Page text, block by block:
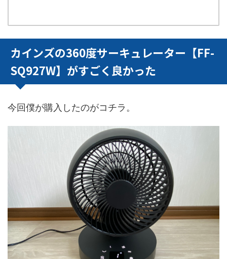
カインズの360度サーキュレーター【FF-
SQ927W】がすごく良かった
今回僕が購入したのがコチラ。